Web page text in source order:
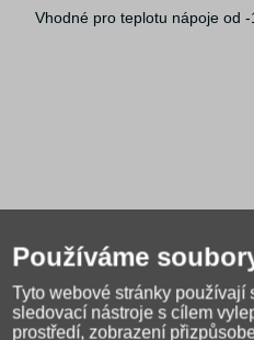
Vhodné pro teplotu nápoje od
Alternativní
Používáme
Tyto webové stránky používají
sledovací nástroje s cílem
prostředí, zobrazení